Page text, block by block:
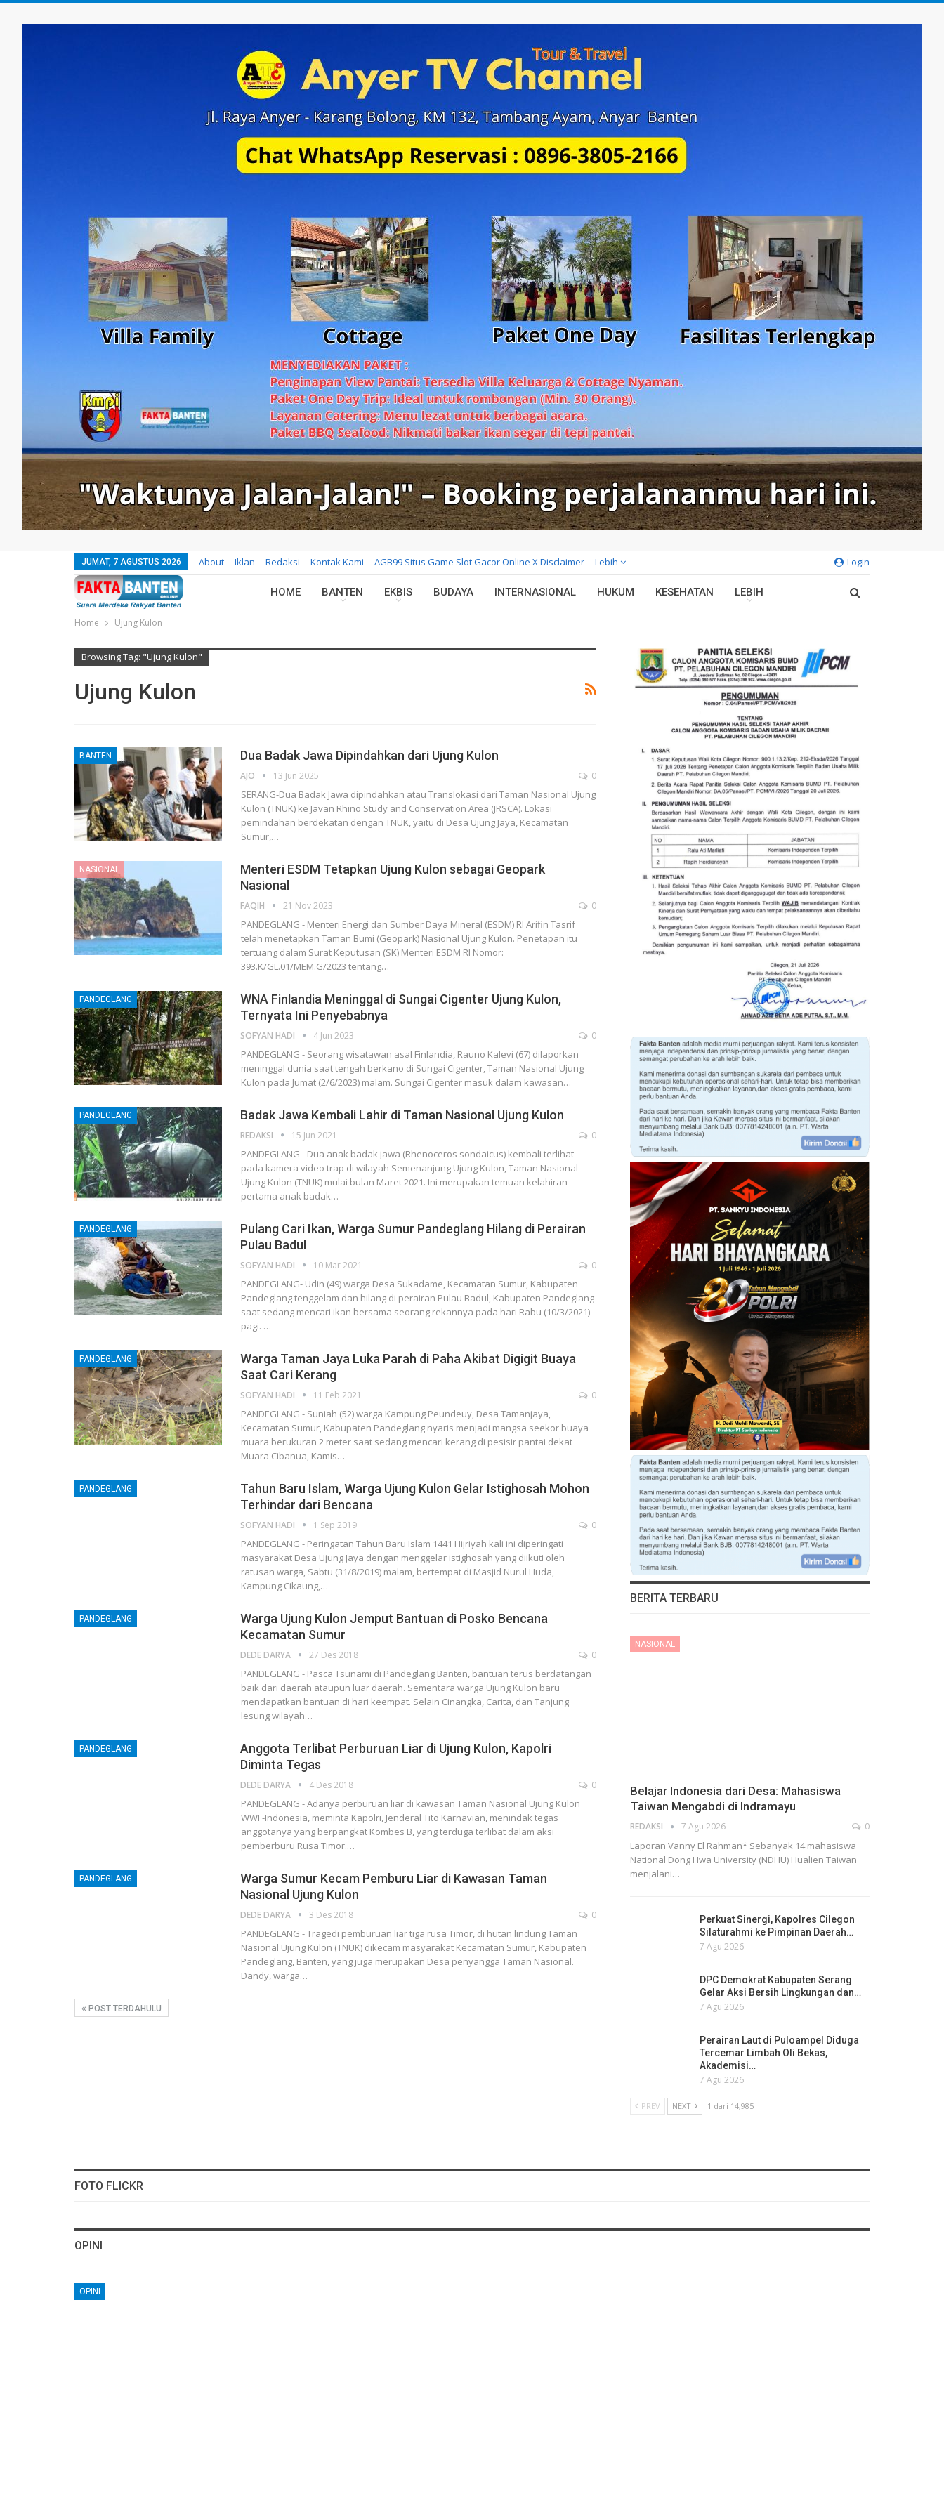
Login
JUMAT, 7 AGUSTUS 2026 About Iklan Redaksi Kontak Kami AGB99 Situs Game Slot Gacor Online X Disclaimer Lebih
HOME BANTEN EKBIS BUDAYA INTERNASIONAL HUKUM KESEHATAN LEBIH
Home Ujung Kulon
Browsing Tag: "Ujung Kulon"
Ujung Kulon
BANTEN Dua Badak Jawa Dipindahkan dari Ujung Kulon
AJO 13 Jun 2025 0
SERANG-Dua Badak Jawa dipindahkan atau Translokasi dari Taman Nasional Ujung
Kulon (TNUK) ke Javan Rhino Study and Conservation Area (JRSCA). Lokasi
pemindahan berdekatan dengan TNUK, yaitu di Desa Ujung Jaya, Kecamatan
Sumur,…
NASIONAL
Menteri ESDM Tetapkan Ujung Kulon sebagai Geopark
Nasional
FAQIH 21 Nov 2023 0
PANDEGLANG - Menteri Energi dan Sumber Daya Mineral (ESDM) RI Arifin Tasrif
telah menetapkan Taman Bumi (Geopark) Nasional Ujung Kulon. Penetapan itu
tertuang dalam Surat Keputusan (SK) Menteri ESDM RI Nomor:
393.K/GL.01/MEM.G/2023 tentang…
PANDEGLANG
WNA Finlandia Meninggal di Sungai Cigenter Ujung Kulon,
Ternyata Ini Penyebabnya
SOFYAN HADI 4 Jun 2023 0
PANDEGLANG - Seorang wisatawan asal Finlandia, Rauno Kalevi (67) dilaporkan
meninggal dunia saat tengah berkano di Sungai Cigenter, Taman Nasional Ujung
Kulon pada Jumat (2/6/2023) malam. Sungai Cigenter masuk dalam kawasan…
PANDEGLANG Badak Jawa Kembali Lahir di Taman Nasional Ujung Kulon
REDAKSI 15 Jun 2021 0
PANDEGLANG - Dua anak badak jawa (Rhenoceros sondaicus) kembali terlihat
pada kamera video trap di wilayah Semenanjung Ujung Kulon, Taman Nasional
Ujung Kulon (TNUK) mulai bulan Maret 2021. Ini merupakan temuan kelahiran
pertama anak badak…
PANDEGLANG
Pulang Cari Ikan, Warga Sumur Pandeglang Hilang di Perairan
Pulau Badul
SOFYAN HADI 10 Mar 2021 0
PANDEGLANG- Udin (49) warga Desa Sukadame, Kecamatan Sumur, Kabupaten
Pandeglang tenggelam dan hilang di perairan Pulau Badul, Kabupaten Pandeglang
saat sedang mencari ikan bersama seorang rekannya pada hari Rabu (10/3/2021)
pagi. …
PANDEGLANG
Warga Taman Jaya Luka Parah di Paha Akibat Digigit Buaya
Saat Cari Kerang
SOFYAN HADI 11 Feb 2021 0
PANDEGLANG - Suniah (52) warga Kampung Peundeuy, Desa Tamanjaya,
Kecamatan Sumur, Kabupaten Pandeglang nyaris menjadi mangsa seekor buaya
muara berukuran 2 meter saat sedang mencari kerang di pesisir pantai dekat
Muara Cibanua, Kamis…
PANDEGLANG
Tahun Baru Islam, Warga Ujung Kulon Gelar Istighosah Mohon
Terhindar dari Bencana
SOFYAN HADI 1 Sep 2019 0
PANDEGLANG - Peringatan Tahun Baru Islam 1441 Hijriyah kali ini diperingati
masyarakat Desa Ujung Jaya dengan menggelar istighosah yang diikuti oleh
ratusan warga, Sabtu (31/8/2019) malam, bertempat di Masjid Nurul Huda,
Kampung Cikaung,…
PANDEGLANG
Warga Ujung Kulon Jemput Bantuan di Posko Bencana
Kecamatan Sumur
DEDE DARYA 27 Des 2018 0
PANDEGLANG - Pasca Tsunami di Pandeglang Banten, bantuan terus berdatangan
baik dari daerah ataupun luar daerah. Sementara warga Ujung Kulon baru
mendapatkan bantuan di hari keempat. Selain Cinangka, Carita, dan Tanjung
lesung wilayah…
PANDEGLANG
Anggota Terlibat Perburuan Liar di Ujung Kulon, Kapolri
Diminta Tegas
DEDE DARYA 4 Des 2018 0
PANDEGLANG - Adanya perburuan liar di kawasan Taman Nasional Ujung Kulon
WWF-Indonesia, meminta Kapolri, Jenderal Tito Karnavian, menindak tegas
anggotanya yang berpangkat Kombes B, yang terduga terlibat dalam aksi
pemberburu Rusa Timor.…
PANDEGLANG
Warga Sumur Kecam Pemburu Liar di Kawasan Taman
Nasional Ujung Kulon
DEDE DARYA 3 Des 2018 0
PANDEGLANG - Tragedi pemburuan liar tiga rusa Timor, di hutan lindung Taman
Nasional Ujung Kulon (TNUK) dikecam masyarakat Kecamatan Sumur, Kabupaten
Pandeglang, Banten, yang juga merupakan Desa penyangga Taman Nasional.
Dandy, warga…
POST TERDAHULU
BERITA TERBARU
NASIONAL
Belajar Indonesia dari Desa: Mahasiswa
Taiwan Mengabdi di Indramayu
REDAKSI 7 Agu 2026 0
Laporan Vanny El Rahman* Sebanyak 14 mahasiswa
National Dong Hwa University (NDHU) Hualien Taiwan
menjalani…
Perkuat Sinergi, Kapolres Cilegon
Silaturahmi ke Pimpinan Daerah…
7 Agu 2026
DPC Demokrat Kabupaten Serang
Gelar Aksi Bersih Lingkungan dan…
7 Agu 2026
Perairan Laut di Puloampel Diduga
Tercemar Limbah Oli Bekas,
Akademisi…
7 Agu 2026
PREV NEXT 1 dari 14,985
FOTO FLICKR
OPINI
OPINI